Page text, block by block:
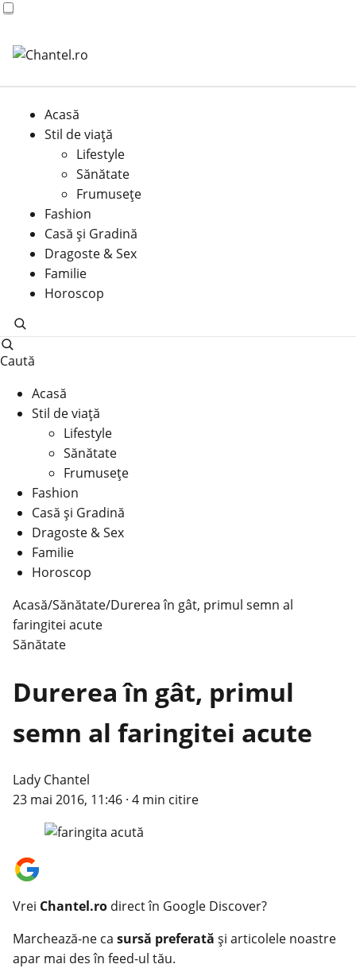
Acasă
Stil de viață
Lifestyle
Sănătate
Frumusețe
Fashion
Casă şi Gradină
Dragoste & Sex
Familie
Horoscop
Caută
Acasă
Stil de viață
Lifestyle
Sănătate
Frumusețe
Fashion
Casă şi Gradină
Dragoste & Sex
Familie
Horoscop
Acasă/Sănătate/Durerea în gât, primul semn al
faringitei acute
Sănătate
Durerea în gât, primul
semn al faringitei acute
Lady Chantel
23 mai 2016, 11:46 · 4 min citire
Vrei Chantel.ro direct în Google Discover?
Marchează-ne ca sursă preferată și articolele noastre
apar mai des în feed-ul tău.